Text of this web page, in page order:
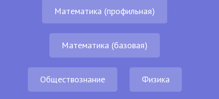
Математика (профильная)
Математика (базовая)
Обществознание Физика